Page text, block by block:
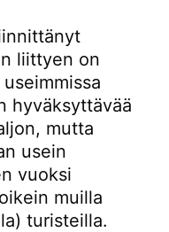
liittyen on
hyväksyttävää
mutta
usein
vuoksi
muilla
turisteilla.